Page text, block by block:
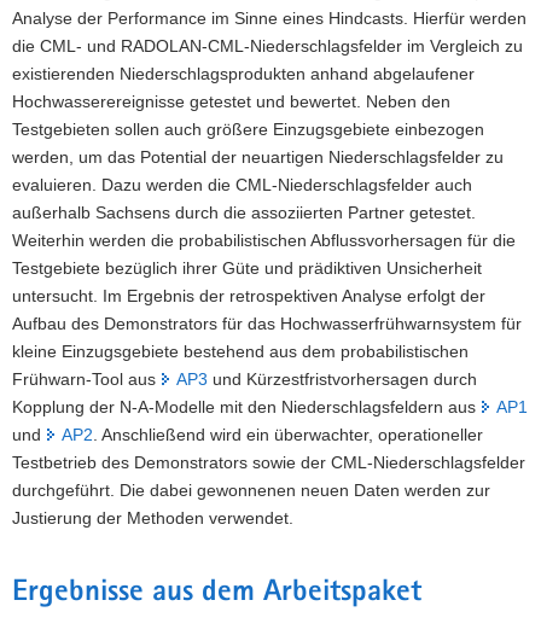
Analyse der Performance im Sinne eines Hindcasts. Hierfür werden
die CML- und RADOLAN-CML-Niederschlagsfelder im Vergleich zu
existierenden Niederschlagsprodukten anhand abgelaufener
Hochwasserereignisse getestet und bewertet. Neben den
Testgebieten sollen auch größere Einzugsgebiete einbezogen
werden, um das Potential der neuartigen Niederschlagsfelder zu
evaluieren. Dazu werden die CML-Niederschlagsfelder auch
außerhalb Sachsens durch die assoziierten Partner getestet.
Weiterhin werden die probabilistischen Abflussvorhersagen für die
Testgebiete bezüglich ihrer Güte und prädiktiven Unsicherheit
untersucht. Im Ergebnis der retrospektiven Analyse erfolgt der
Aufbau des Demonstrators für das Hochwasserfrühwarnsystem für
kleine Einzugsgebiete bestehend aus dem probabilistischen
Frühwarn-Tool aus
AP3 und Kürzestfristvorhersagen durch
Kopplung der N-A-Modelle mit den Niederschlagsfeldern aus
AP1
und
AP2 . Anschließend wird ein überwachter, operationeller
Testbetrieb des Demonstrators sowie der CML-Niederschlagsfelder
durchgeführt. Die dabei gewonnenen neuen Daten werden zur
Justierung der Methoden verwendet.
Ergebnisse aus dem Arbeitspaket